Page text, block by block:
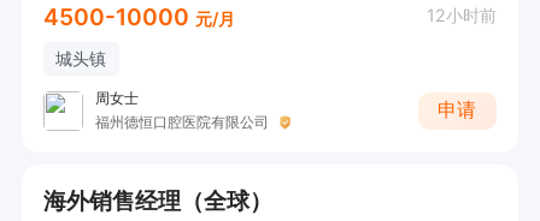
4500-10000 元/月 12小时前
城头镇
周女士
福州德恒口腔医院有限公司
申请
海外销售经理（全球）